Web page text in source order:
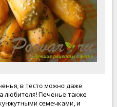
в тесто можно даже
любителя! Печенье также
семечками, и